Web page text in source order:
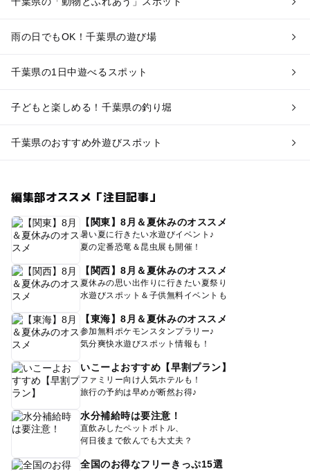
雨の日でもOK！千葉県の遊び場
千葉県の1日中遊べるスポット
子どもと楽しめる！千葉県の釣り堀
千葉県のおすすめ外遊びスポット
編集部オススメ「注目記事」
【関東】8月＆夏休みのオススメ
暑い夏に行きたい水遊びイベント♪
夏の定番恐竜＆昆虫展も開催！
【関西】8月＆夏休みのオススメ
夏休みの思い出作りに行きたい夏祭り
水遊びスポット＆子供無料イベントも
【東海】8月＆夏休みのオススメ
参加無料ポケモンスタンプラリー♪
気分爽快水遊びスポット情報も！
いこーよおすすめ【早割プラン】
ファミリー向け人気ホテルも！
旅行の予約は早めが断然お得♪
水分補給時は要注意！
直飲みしたペットボトル、
何日後まで飲んでも大丈夫？
全国のお得なフリーきっぷ15選